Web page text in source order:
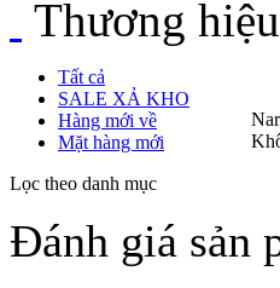
Thương hiệu
Tất cả
SALE XẢ KHO
Hàng mới về
Mặt hàng mới
Lọc theo danh mục
Đánh giá sản